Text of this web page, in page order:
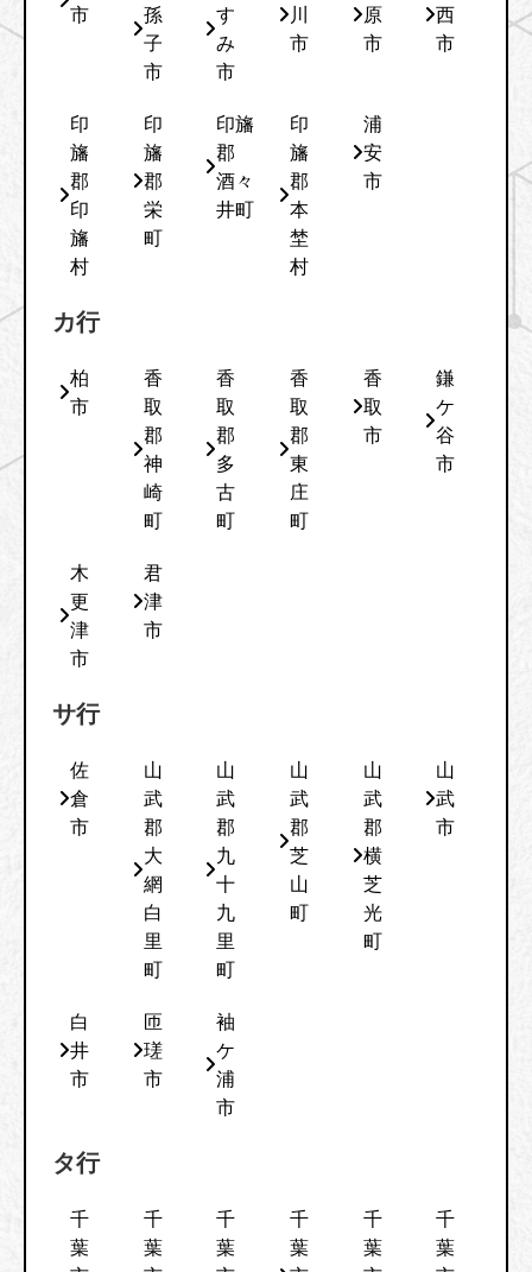
市
孫
子
市
す
み
市
川
市
原
市
西
市
印
旛
郡
印
旛
村
印
旛
郡
栄
町
印旛
郡
酒々
井町
印
旛
郡
本
埜
村
浦
安
市
カ行
柏
市
香
取
郡
神
崎
町
香
取
郡
多
古
町
香
取
郡
東
庄
町
香
取
市
鎌
ケ
谷
市
木
更
津
市
君
津
市
サ行
佐
倉
市
山
武
郡
大
網
白
里
町
山
武
郡
九
十
九
里
町
山
武
郡
芝
山
町
山
武
郡
横
芝
光
町
山
武
市
白
井
市
匝
瑳
市
袖
ケ
浦
市
タ行
千
葉
千
葉
千
葉
千
葉
千
葉
千
葉